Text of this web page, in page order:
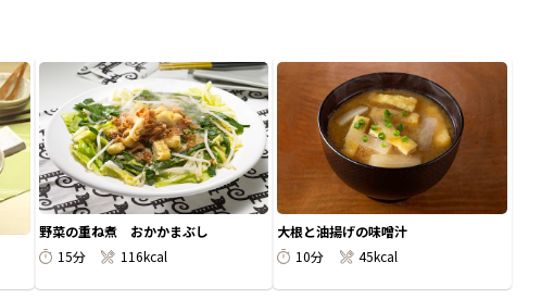
だしの素 だしパック つゆ 専用調味料
ジョブリターン制
野菜の重ね煮 おかかまぶし
15分
116kcal
大根と油揚げの味噌汁
10分
45kcal